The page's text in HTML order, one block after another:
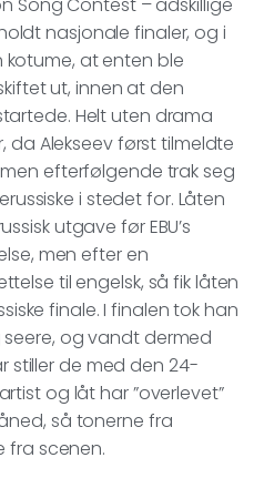
Song Contest – adskillige
nasjonale finaler, og i
at enten ble
ut, innen at den
Helt uten drama
da Alekseev først tilmeldte
efterfølgende trak seg
i stedet for. Låten
utgave før EBU’s
men efter en
til engelsk, så fik låten
finale. I finalen tok han
og vandt dermed
stiller de med den 24-
og låt har ”overlevet”
så tonerne fra
fra scenen.